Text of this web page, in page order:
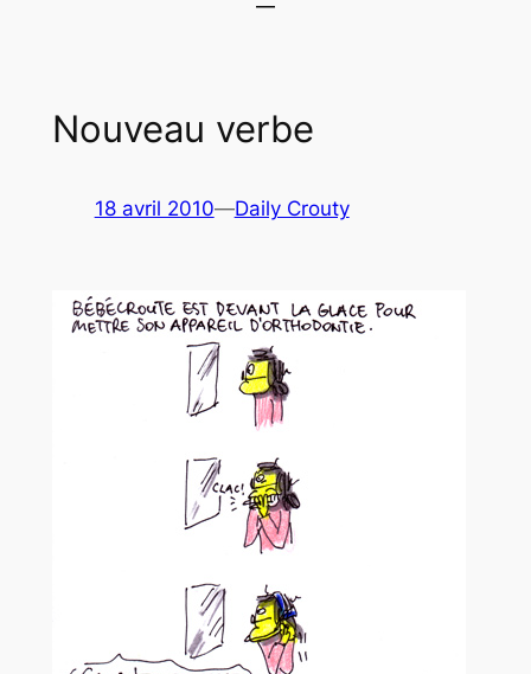
Nouveau verbe
18 avril 2010—Daily Crouty